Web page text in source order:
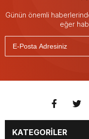
Günün önemli
eğer
KATEGORİLER